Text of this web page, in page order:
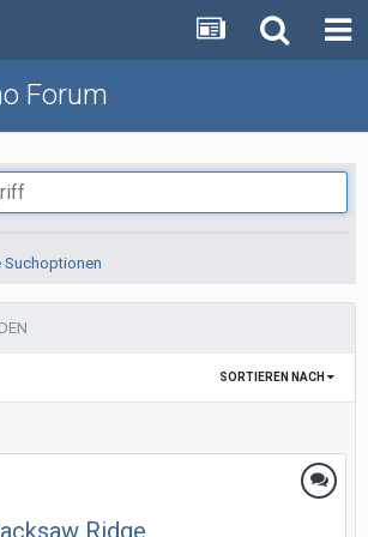
Forum
Suchoptionen
SORTIEREN NACH
Ridge